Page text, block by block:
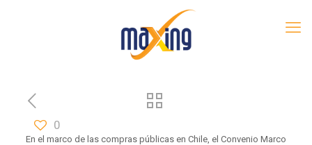
0
En el marco de las compras públicas en Chile, el Convenio Marco